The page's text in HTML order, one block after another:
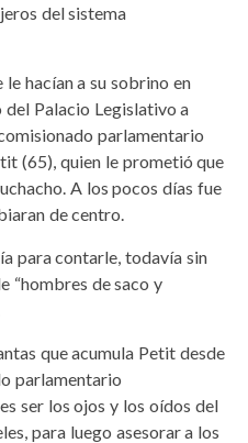
del sistema
hacían a su sobrino en
Palacio Legislativo a
parlamentario
(65), quien le prometió que
A los pocos días fue
de centro.
para contarle, todavía sin
“hombres de saco y
que acumula Petit desde
parlamentario
ser los ojos y los oídos del
para luego asesorar a los